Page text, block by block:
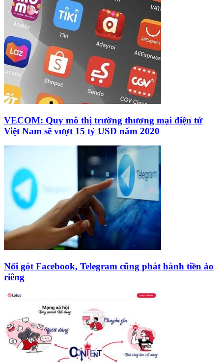
VECOM: Quy mô thị trường thương mại điện tử
Việt Nam sẽ vượt 15 tỷ USD năm 2020
Nối gót Facebook, Telegram cũng phát hành tiền ảo
riêng